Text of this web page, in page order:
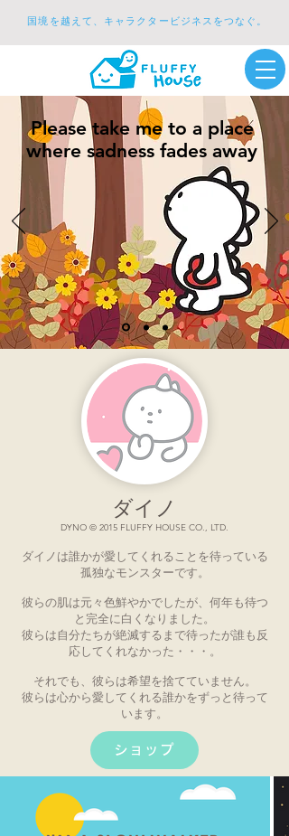
国境を越えて、キャラクタービジネスをつなぐ。
Please take me to a place
where sadness fades away
ダイノ
DYNO © 2015 FLUFFY HOUSE CO., LTD.
ダイノは誰かが愛してくれることを待っている
孤独なモンスターです。
彼らの肌は元々色鮮やかでしたが、何年も待つ
と完全に白くなりました。
彼らは自分たちが絶滅するまで待ったが誰も反
応してくれなかった・・・。
それでも、彼らは希望を捨てていません。
彼らは心から愛してくれる誰かをずっと待って
います。
ショップ